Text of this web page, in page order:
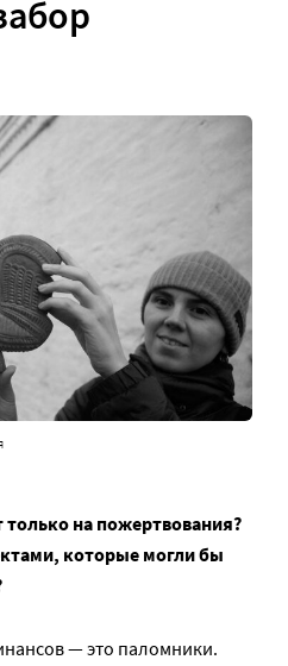
на пожертвования?
которые могли бы
— это паломники.